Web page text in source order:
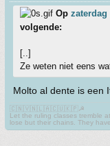
Op zaterdag
volgende:
[..]
Ze weten niet eens
Molto al dente is een
🇨🇳🇻🇳🇱🇦🇨🇺🇰🇵☭
Let the ruling classes tremble
lose but their chains. They